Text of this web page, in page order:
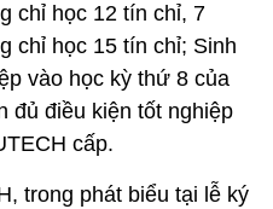
chỉ học 12 tín chỉ, 7
chỉ học 15 tín chỉ; Sinh
vào học kỳ thứ 8 của
đủ điều kiện tốt nghiệp
cấp.
trong phát biểu tại lễ ký